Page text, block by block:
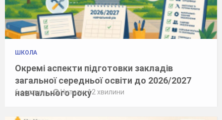
ШКОЛА
Окремі аспекти підготовки закладів
загальної середньої освіти до 2026/2027
навчального року
6 серпня Читати: 12 хвилини